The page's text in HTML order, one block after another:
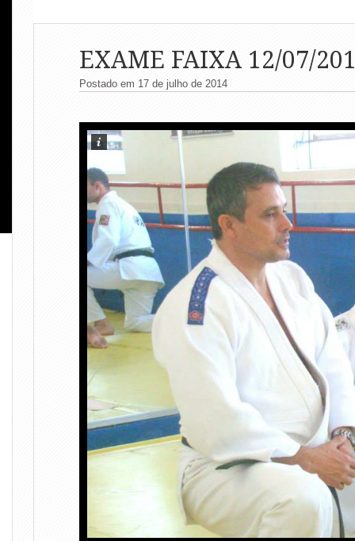
EXAME FAIXA 12/07/
Postado em 17 de julho de 2014